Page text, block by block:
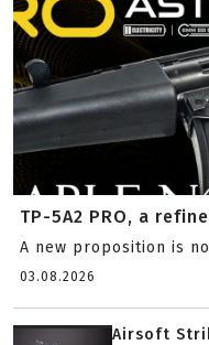
TP-5A2 PRO, a
A new proposition is
03.08.2026
Airsoft